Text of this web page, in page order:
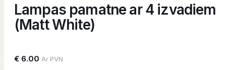
Lampas pamatne ar 4 izvadiem
(Matt White)
€ 6.00 Ar PVN